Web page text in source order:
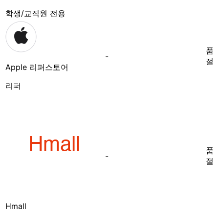
학생/교직원 전용
Apple 리퍼스토어
리퍼
-
품
절
Hmall
-
품
절